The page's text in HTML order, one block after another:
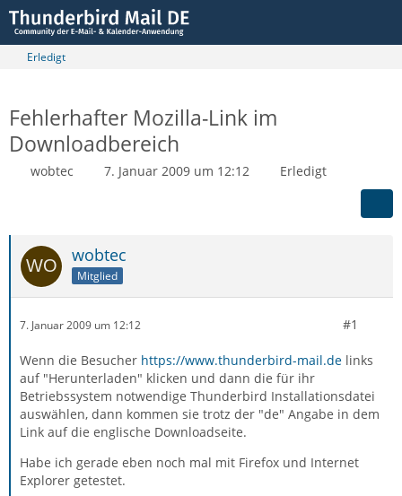
Erledigt
Fehlerhafter Mozilla-Link im
Downloadbereich
wobtec 7. Januar 2009 um 12:12 Erledigt
wobtec
Mitglied
7. Januar 2009 um 12:12 #1
Wenn die Besucher https://www.thunderbird-mail.de links
auf "Herunterladen" klicken und dann die für ihr
Betriebssystem notwendige Thunderbird Installationsdatei
auswählen, dann kommen sie trotz der "de" Angabe in dem
Link auf die englische Downloadseite.
Habe ich gerade eben noch mal mit Firefox und Internet
Explorer getestet.